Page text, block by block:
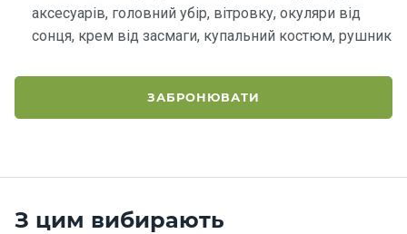
аксесуарів, головний убір, вітровку, окуляри від
сонця, крем від засмаги, купальний костюм, рушник
ЗАБРОНЮВАТИ
З цим вибирають